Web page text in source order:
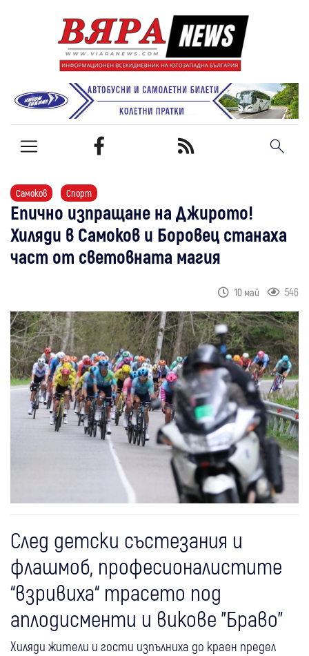
Самоков Спорт
Епично изпращане на Джирото!
Хиляди в Самоков и Боровец станаха
част от световната магия
10 май 546
След детски състезания и
флашмоб, професионалистите
“взривиха“ трасето под
аплодисменти и викове "Браво"
Хиляди жители и гости изпълниха до краен предел